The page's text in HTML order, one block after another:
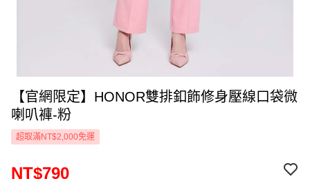
【官網限定】HONOR雙排釦飾修身壓線口袋微
喇叭褲-粉
超取滿NT$2,000免運
NT$790